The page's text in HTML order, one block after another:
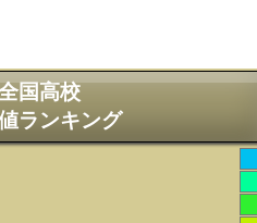
国高校
ランキング